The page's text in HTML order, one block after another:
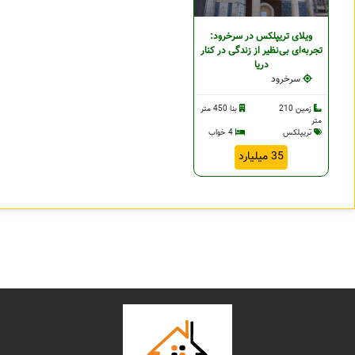
ویلای تریپلکس در سرخرود:
تجربه‌ای بی‌نظیر از زندگی در کنار
دریا
سرخرود
زمین 210
متر
بنا 450 متر
تریپلکس
4 خواب
35 میلیارد